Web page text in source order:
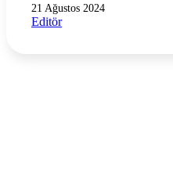
21 Ağustos 2024
Editör